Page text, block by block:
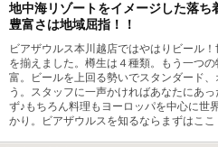
地中海リゾートをイメージした落
豊富さは地域屈指！！
ビアザウルス本川越店ではやはりビール
を揃えました。樽生は４種類。もう一つ
富。ビールを上回る勢いでスタンダード
う。スタッフに一声かければあなたにあ
ず♪もちろん料理もヨーロッパを中心に世
かり。ビアザウルスを知るならまずはここ